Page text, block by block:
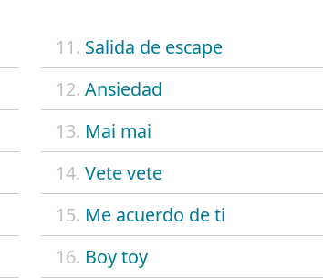
11. Salida de escape
12. Ansiedad
13. Mai mai
14. Vete vete
15. Me acuerdo de ti
16. Boy toy